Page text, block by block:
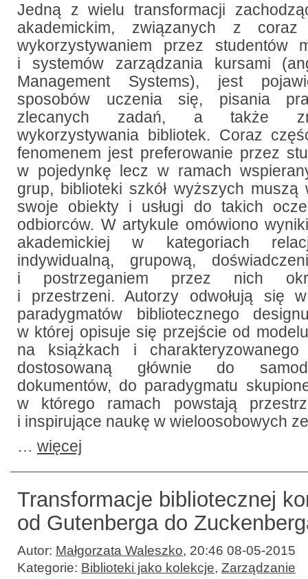
przestrzeni
i technologii
w bibliotece
akademickiej
Jedną z wielu transformacji
akademickim, związanych z coraz
wykorzystywaniem przez studentów
i systemów zarządzania kursami
Management Systems), jest
sposobów uczenia się, pisania
zlecanych zadań, a także
wykorzystywania bibliotek. Coraz
fenomenem jest preferowanie przez
w pojedynkę lecz w ramach
grup, biblioteki szkół wyższych muszą
swoje obiekty i usługi do takich
odbiorców. W artykule omówiono
akademickiej w kategoriach
indywidualną, grupową,
i postrzeganiem przez nich
i przestrzeni. Autorzy odwołują się
paradygmatów bibliotecznego
w której opisuje się przejście od
na książkach i
dostosowaną głównie do
dokumentów, do paradygmatu
w którego ramach powstają
i inspirujące naukę w wieloosobowych
… więcej
Transformacje bibliotecznej
od Gutenberga do
Autor: Małgorzata Waleszko, 20:46 08-05-2015
Kategorie: Biblioteki jako kolekcje, Zarządzanie